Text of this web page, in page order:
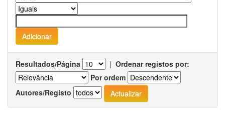
Resultados/Página | Ordenar registos por:
Por ordem
Autores/Registo